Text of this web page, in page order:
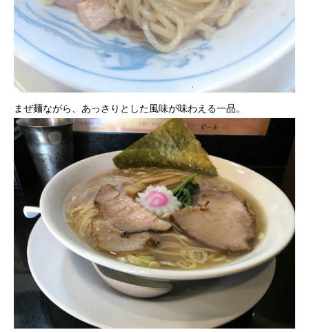
まぜ麺ながら、あっさりとした風味が味わえる一品。